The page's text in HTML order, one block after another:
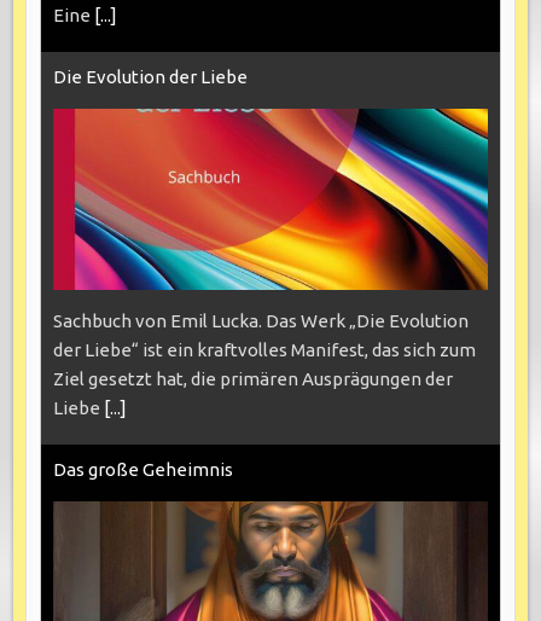
Eine [...]
Die Evolution der Liebe
Sachbuch von Emil Lucka. Das Werk „Die Evolution
der Liebe“ ist ein kraftvolles Manifest, das sich zum
Ziel gesetzt hat, die primären Ausprägungen der
Liebe [...]
Das große Geheimnis